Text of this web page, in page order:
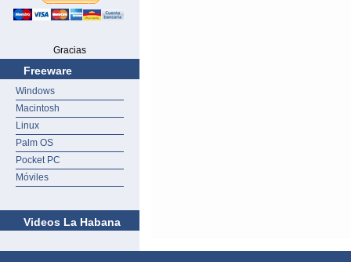
Gracias
Freeware
Windows
Macintosh
Linux
Palm OS
Pocket PC
Móviles
Videos La Habana